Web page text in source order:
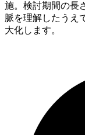
施。検討期間の長
脈を理解したうえ
大化します。